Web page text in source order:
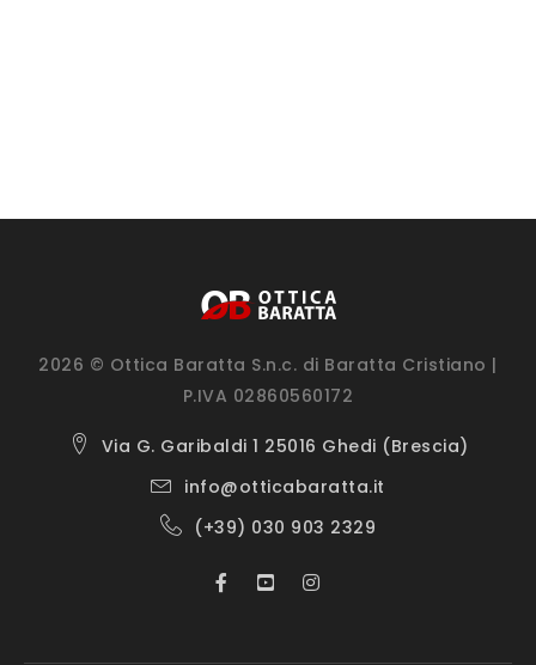
2026 © Ottica Baratta S.n.c. di Baratta Cristiano |
P.IVA 02860560172
Via G. Garibaldi 1 25016 Ghedi (Brescia)
info@otticabaratta.it
(+39) 030 903 2329